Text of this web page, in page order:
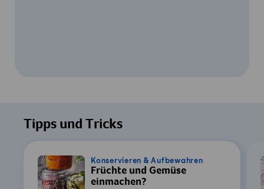
Ihre Zustimmung zur Datenverarbeitung
durch YouTube erforderlich. Details finden
Einstellungen
Tipps und Tricks
Konservieren & Aufbewahren
Früchte und Gemüse
einmachen?